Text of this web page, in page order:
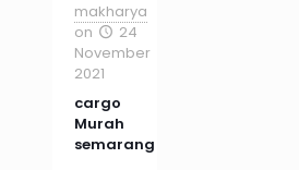
makharya
on
24
November
2021
cargo
Murah
semarang